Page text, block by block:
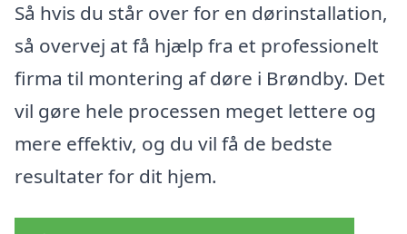
Så hvis du står over for en dørinstallation,
så overvej at få hjælp fra et professionelt
firma til montering af døre i Brøndby. Det
vil gøre hele processen meget lettere og
mere effektiv, og du vil få de bedste
resultater for dit hjem.